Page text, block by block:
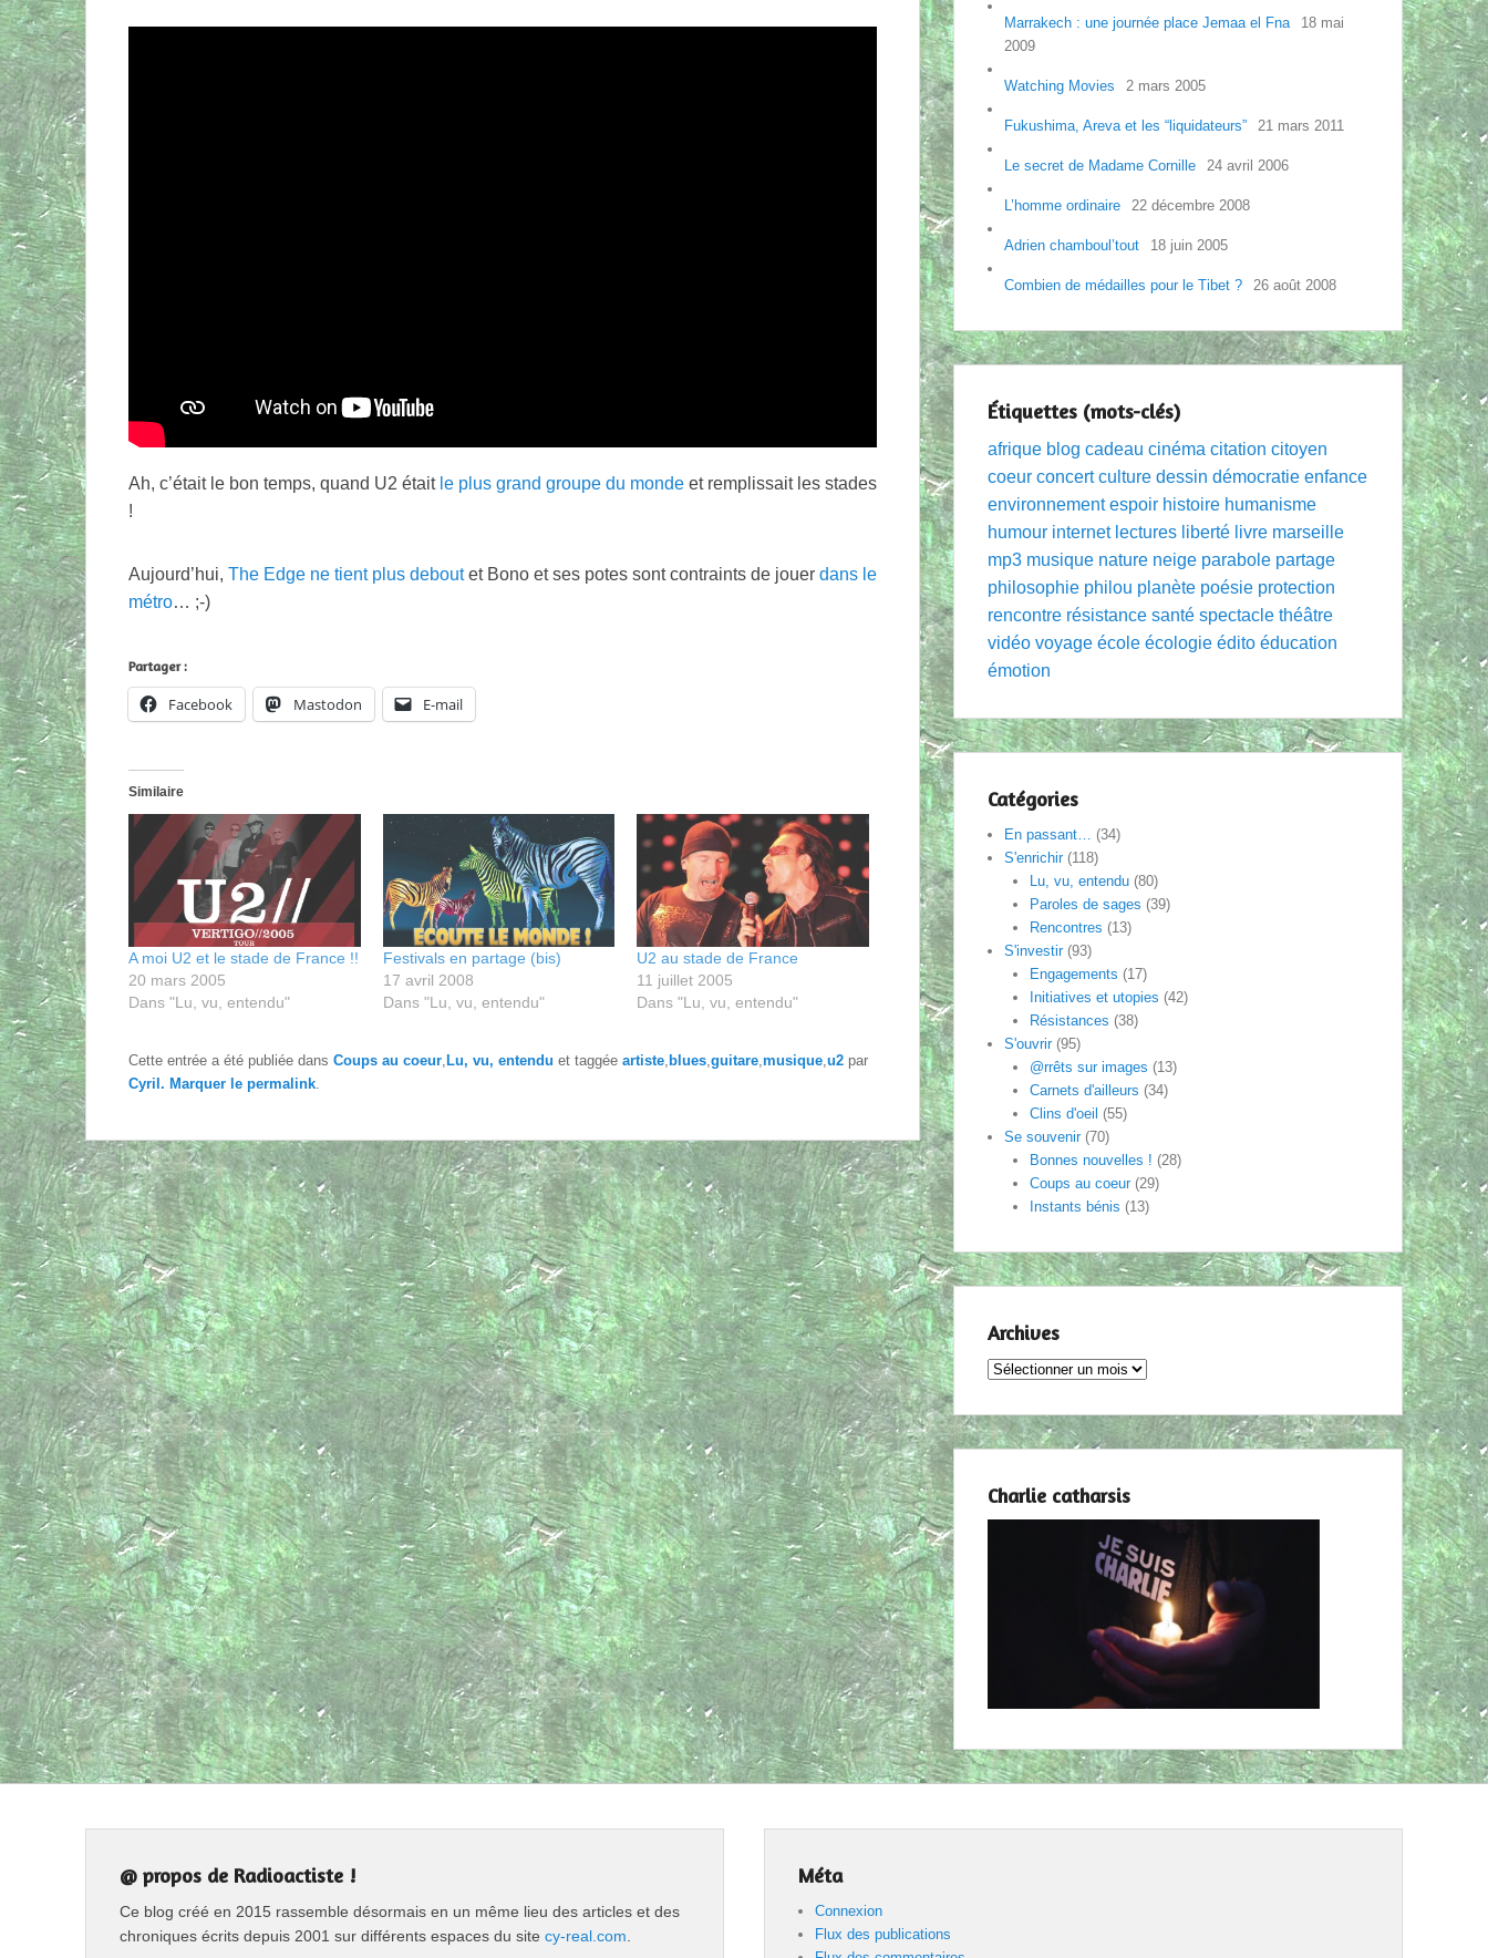
Ah, c’était le bon temps, quand U2 était le plus grand groupe du monde et remplissait les stades
!
Aujourd’hui, The Edge ne tient plus deboutet Bono et ses potes sont contraints de jouer dans le
métro… ;-)
Partager :
Facebook Mastodon E-mail
Similaire
A moi U2 et le stade de France !!
20 mars 2005
Dans "Lu, vu, entendu"
Festivals en partage (bis)
17 avril 2008
Dans "Lu, vu, entendu"
U2 au stade de France
11 juillet 2005
Dans "Lu, vu, entendu"
Cette entrée a été publiée dans Coups au coeur, Lu, vu, entendu et taggée artiste, blues,guitare,musique,u2 par
Cyril . Marquer le permalink.
Marrakech : une journée place Jemaa el Fna
18 mai
2009
Watching Movies 2 mars 2005
Fukushima, Areva et les “liquidateurs” 21 mars 2011
Le secret de Madame Cornille 24 avril 2006
L’homme ordinaire 22 décembre 2008
Adrien chamboul’tout 18 juin 2005
Combien de médailles pour le Tibet ? 26 août 2008
Étiquettes (mots-clés)
afrique blog cadeau cinéma citation citoyen
coeur concert culture dessin démocratie enfance
environnement espoir histoire humanisme
humour internet lectures liberté livre marseille
mp3 musique nature neige parabole partage
philosophie philou planète poésie protection
rencontre résistance santé spectacle théâtre
vidéo voyage école écologie édito éducation
émotion
Catégories
En passant… (34)
S'enrichir(118)
Lu, vu, entendu(80)
Paroles de sages (39)
Rencontres (13)
S'investir(93)
Engagements (17)
Initiatives et utopies (42)
Résistances (38)
S'ouvrir(95)
@rrêts sur images (13)
Carnets d'ailleurs (34)
Clins d'oeil (55)
Se souvenir(70)
Bonnes nouvelles ! (28)
Coups au coeur(29)
Instants bénis (13)
Archives
Archives
Charlie catharsis
@ propos de Radioactiste !
Ce blog créé en 2015 rassemble désormais en un même lieu des articles et des
chroniques écrits depuis 2001 sur différents espaces du site cy-real.com
Méta
Connexion
Flux des publications